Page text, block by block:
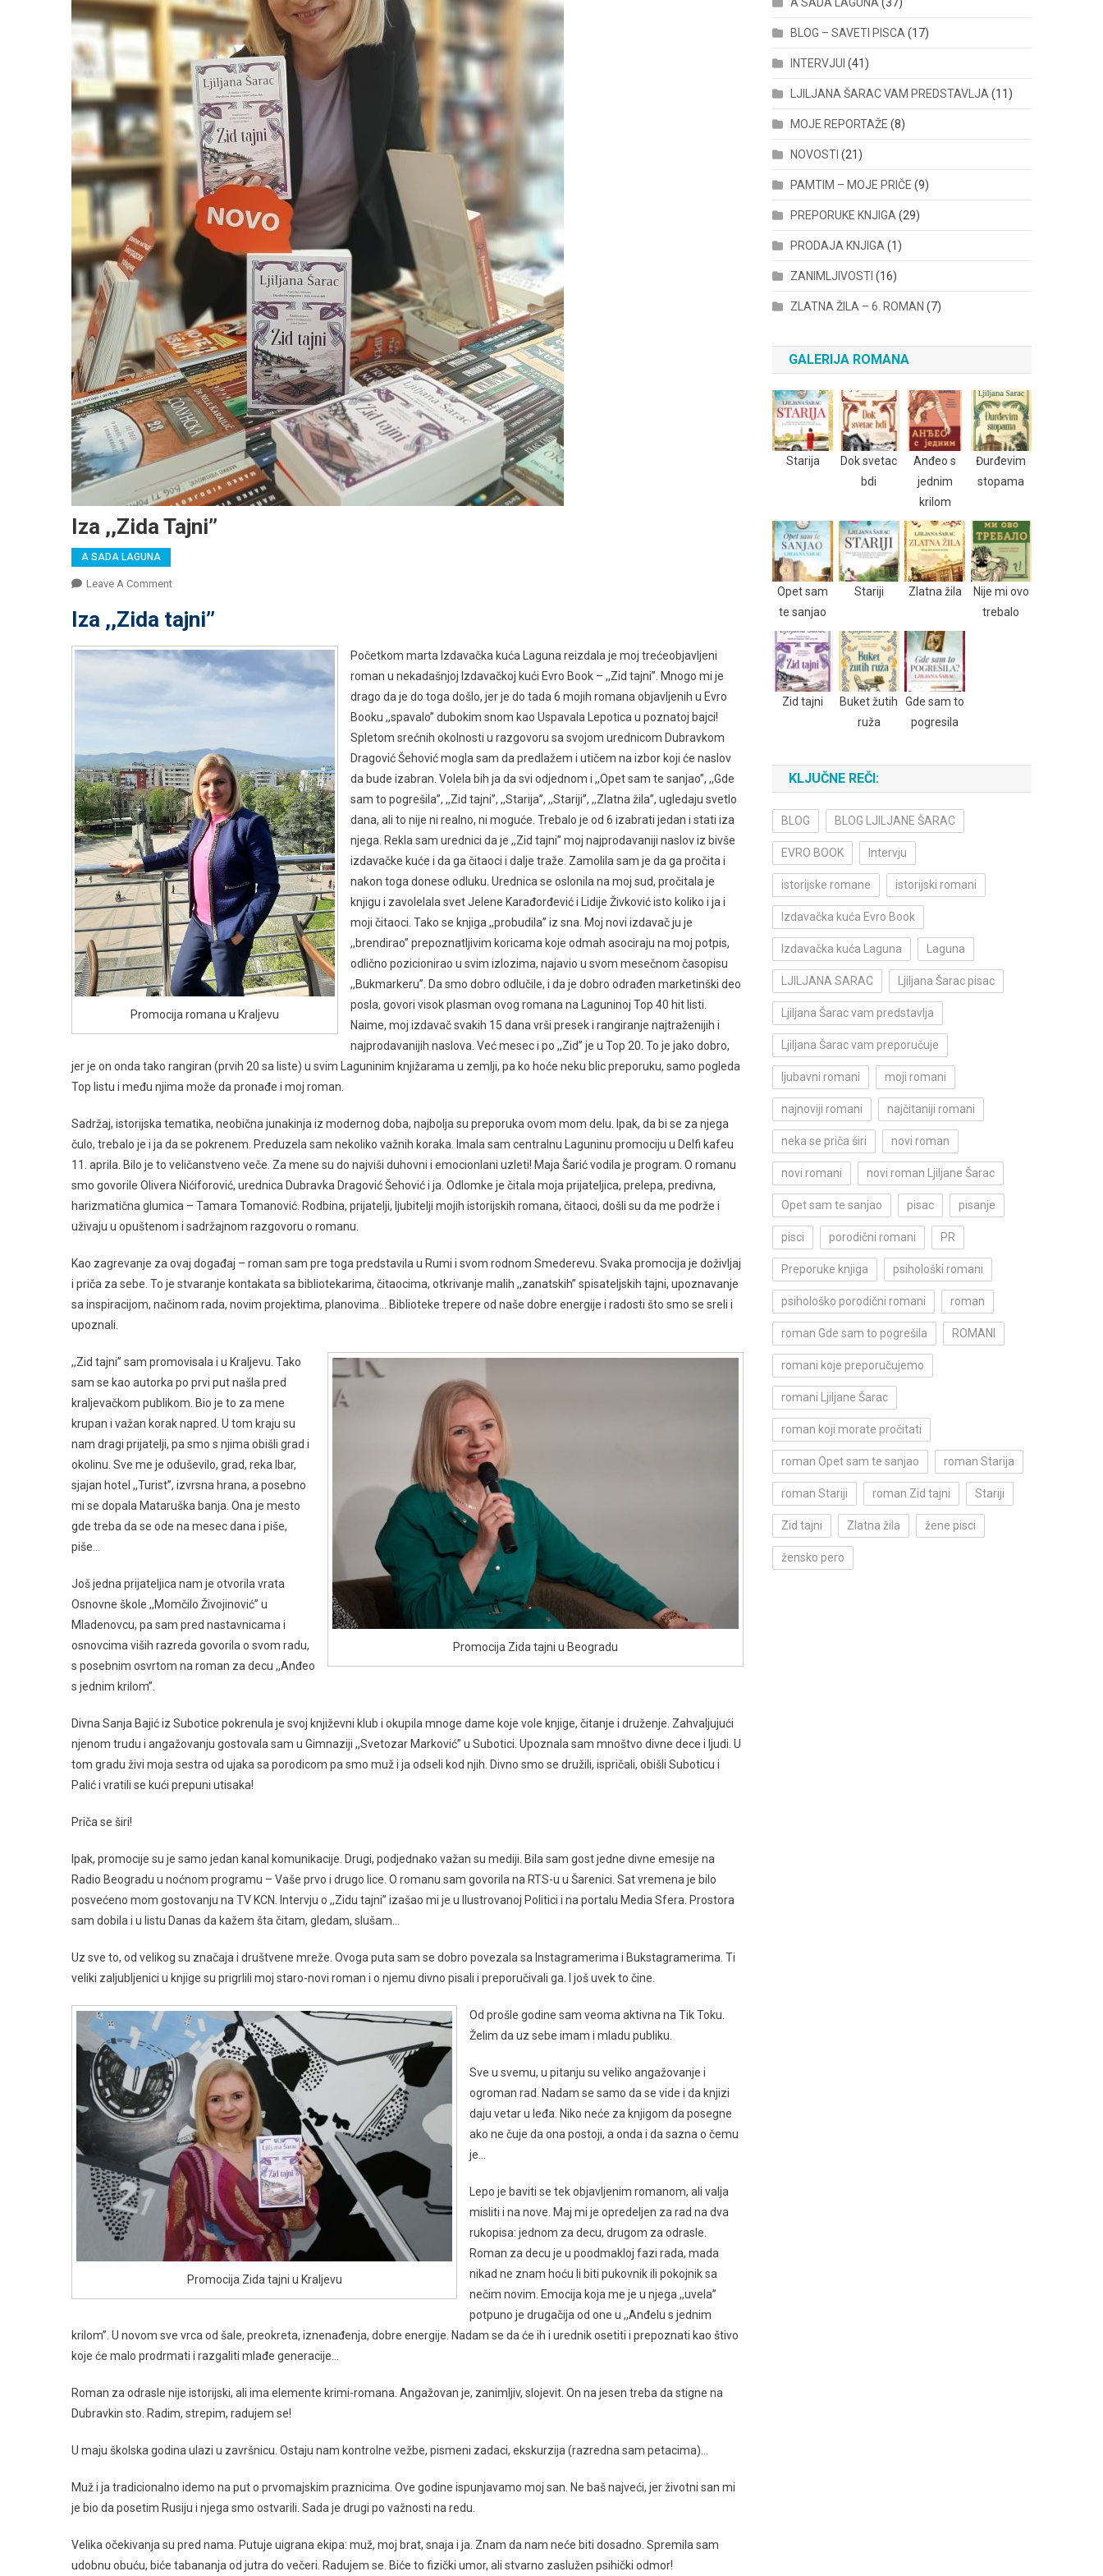
Iza ,,Zida Tajni’’
A SADA LAGUNA
Leave A CommentOn
,,Zida
Iza ,,Zida tajni’’
Promocija romana u Kraljevu
Početkom marta Izdavačka kuća Laguna reizdala je moj trećeobjavljeni
roman u nekadašnjoj Izdavačkoj kući Evro Book – ,,Zid tajni’’. Mnogo mi je
drago da je do toga došlo, jer je do tada 6 mojih romana objavljenih u Evro
Booku ,,spavalo’’ dubokim snom kao Uspavala Lepotica u poznatoj bajci!
Spletom srećnih okolnosti u razgovoru sa svojom urednicom Dubravkom
Dragović Šehović mogla sam da predlažem i utičem na izbor koji će naslov
da bude izabran. Volela bih ja da svi odjednom i ,,Opet sam te sanjao’’, ,,Gde
sam to pogrešila’’, ,,Zid tajni’’, ,,Starija’’, ,,Stariji’’, ,,Zlatna žila’’, ugledaju svetlo
dana, ali to nije ni realno, ni moguće. Trebalo je od 6 izabrati jedan i stati iza
njega. Rekla sam urednici da je ,,Zid tajni’’ moj najprodavaniji naslov iz bivše
izdavačke kuće i da ga čitaoci i dalje traže. Zamolila sam je da ga pročita i
nakon toga donese odluku. Urednica se oslonila na moj sud, pročitala je
knjigu i zavolelala svet Jelene Karađorđević i Lidije Živković isto koliko i ja i
moji čitaoci. Tako se knjiga ,,probudila’’ iz sna. Moj novi izdavač ju je
,,brendirao’’ prepoznatljivim koricama koje odmah asociraju na moj potpis,
odlično pozicionirao u svim izlozima, najavio u svom mesečnom časopisu
,,Bukmarkeru’’. Da smo dobro odlučile, i da je dobro odrađen marketinški deo
posla, govori visok plasman ovog romana na Laguninoj Top 40 hit listi.
Naime, moj izdavač svakih 15 dana vrši presek i rangiranje najtraženijih i
najprodavanijih naslova. Već mesec i po ,,Zid’’ je u Top 20. To je jako dobro,
jer je on onda tako rangiran (prvih 20 sa liste) u svim Laguninim knjižarama u zemlji, pa ko hoće neku blic preporuku, samo pogleda
Top listu i među njima može da pronađe i moj roman.
Sadržaj, istorijska tematika, neobična junakinja iz modernog doba, najbolja su preporuka ovom mom delu. Ipak, da bi se za njega
čulo, trebalo je i ja da se pokrenem. Preduzela sam nekoliko važnih koraka. Imala sam centralnu Laguninu promociju u Delfi kafeu
11. aprila. Bilo je to veličanstveno veče. Za mene su do najviši duhovni i emocionlani uzleti! Maja Šarić vodila je program. O romanu
smo govorile Olivera Nićiforović, urednica Dubravka Dragović Šehović i ja. Odlomke je čitala moja prijateljica, prelepa, predivna,
harizmatična glumica – Tamara Tomanović. Rodbina, prijatelji, ljubitelji mojih istorijskih romana, čitaoci, došli su da me podrže i
uživaju u opuštenom i sadržajnom razgovoru o romanu.
Kao zagrevanje za ovaj događaj – roman sam pre toga predstavila u Rumi i svom rodnom Smederevu. Svaka promocija je doživljaj
i priča za sebe. To je stvaranje kontakata sa bibliotekarima, čitaocima, otkrivanje malih ,,zanatskih’’ spisateljskih tajni, upoznavanje
sa inspiracijom, načinom rada, novim projektima, planovima… Biblioteke trepere od naše dobre energije i radosti što smo se sreli i
upoznali.
Promocija Zida tajni u Beogradu
,,Zid tajni’’ sam promovisala i u Kraljevu. Tako
sam se kao autorka po prvi put našla pred
kraljevačkom publikom. Bio je to za mene
krupan i važan korak napred. U tom kraju su
nam dragi prijatelji, pa smo s njima obišli grad i
okolinu. Sve me je oduševilo, grad, reka Ibar,
sjajan hotel ,,Turist’’, izvrsna hrana, a posebno
mi se dopala Mataruška banja. Ona je mesto
gde treba da se ode na mesec dana i piše,
piše…
Još jedna prijateljica nam je otvorila vrata
Osnovne škole ,,Momčilo Živojinović’’ u
Mladenovcu, pa sam pred nastavnicama i
osnovcima viših razreda govorila o svom radu,
s posebnim osvrtom na roman za decu ,,Anđeo
s jednim krilom’’.
Divna Sanja Bajić iz Subotice pokrenula je svoj književni klub i okupila mnoge dame koje vole knjige, čitanje i druženje. Zahvaljujući
njenom trudu i angažovanju gostovala sam u Gimnaziji ,,Svetozar Marković’’ u Subotici. Upoznala sam mnoštvo divne dece i ljudi. U
tom gradu živi moja sestra od ujaka sa porodicom pa smo muž i ja odseli kod njih. Divno smo se družili, ispričali, obišli Suboticu i
Palić i vratili se kući prepuni utisaka!
Priča se širi!
Ipak, promocije su je samo jedan kanal komunikacije. Drugi, podjednako važan su mediji. Bila sam gost jedne divne emesije na
Radio Beogradu u noćnom programu – Vaše prvo i drugo lice. O romanu sam govorila na RTS-u u Šarenici. Sat vremena je bilo
posvećeno mom gostovanju na TV KCN. Intervju o ,,Zidu tajni’’ izašao mi je u Ilustrovanoj Politici i na portalu Media Sfera. Prostora
sam dobila i u listu Danas da kažem šta čitam, gledam, slušam…
Uz sve to, od velikog su značaja i društvene mreže. Ovoga puta sam se dobro povezala sa Instagramerima i Bukstagramerima. Ti
veliki zaljubljenici u knjige su prigrlili moj staro-novi roman i o njemu divno pisali i preporučivali ga. I još uvek to čine.
Promocija Zida tajni u Kraljevu
Od prošle godine sam veoma aktivna na Tik Toku.
Želim da uz sebe imam i mladu publiku.
Sve u svemu, u pitanju su veliko angažovanje i
ogroman rad. Nadam se samo da se vide i da knjizi
daju vetar u leđa. Niko neće za knjigom da posegne
ako ne čuje da ona postoji, a onda i da sazna o čemu
je…
Lepo je baviti se tek objavljenim romanom, ali valja
misliti i na nove. Maj mi je opredeljen za rad na dva
rukopisa: jednom za decu, drugom za odrasle.
Roman za decu je u poodmakloj fazi rada, mada
nikad ne znam hoću li biti pukovnik ili pokojnik sa
nečim novim. Emocija koja me je u njega ,,uvela’’
potpuno je drugačija od one u ,,Anđelu s jednim
krilom’’. U novom sve vrca od šale, preokreta, iznenađenja, dobre energije. Nadam se da će ih i urednik osetiti i prepoznati kao štivo
koje će malo prodrmati i razgaliti mlađe generacije…
Roman za odrasle nije istorijski, ali ima elemente krimi-romana. Angažovan je, zanimljiv, slojevit. On na jesen treba da stigne na
Dubravkin sto. Radim, strepim, radujem se!
U maju školska godina ulazi u završnicu. Ostaju nam kontrolne vežbe, pismeni zadaci, ekskurzija (razredna sam petacima)…
Muž i ja tradicionalno idemo na put o prvomajskim praznicima. Ove godine ispunjavamo moj san. Ne baš najveći, jer životni san mi
je bio da posetim Rusiju i njega smo ostvarili. Sada je drugi po važnosti na redu.
Velika očekivanja su pred nama. Putuje uigrana ekipa: muž, moj brat, snaja i ja. Znam da nam neće biti dosadno. Spremila sam
udobnu obuću, biće tabananja od jutra do večeri. Radujem se. Biće to fizički umor, ali stvarno zaslužen psihički odmor!
BLOG – SAVETI PISCA (17)
INTERVJUI (41)
LJILJANA ŠARAC VAM PREDSTAVLJA (11)
MOJE REPORTAŽE (8)
NOVOSTI (21)
PAMTIM – MOJE PRIČE (9)
PREPORUKE KNJIGA (29)
PRODAJA KNJIGA (1)
ZANIMLJIVOSTI (16)
ZLATNA ŽILA – 6. ROMAN (7)
GALERIJA ROMANA
Starija
Dok svetac
bdi
Anđeo s
jednim
krilom
Đurđevim
stopama
Opet sam
te sanjao
Stariji Zlatna žila
Nije mi ovo
trebalo
Zid tajni
Buket žutih
ruža
Gde sam to
pogresila
KLJUČNE REČI:
BLOG BLOG LJILJANE ŠARAC
EVRO BOOK Intervju
istorijske romane istorijski romani
Izdavačka kuća Evro Book
Izdavačka kuća Laguna Laguna
LJILJANA SARAC Ljiljana Šarac pisac
Ljiljana Šarac vam predstavlja
Ljiljana Šarac vam preporučuje
ljubavni romani moji romani
najnoviji romani najčitaniji romani
neka se priča širi novi roman
novi romani novi roman Ljiljane Šarac
Opet sam te sanjao pisac pisanje
pisci porodični romani PR
Preporuke knjiga psihološki romani
psihološko porodični romani roman
roman Gde sam to pogrešila ROMANI
romani koje preporučujemo
romani Ljiljane Šarac
roman koji morate pročitati
roman Opet sam te sanjao roman Starija
roman Stariji roman Zid tajni Stariji
Zid tajni Zlatna žila žene pisci
žensko pero